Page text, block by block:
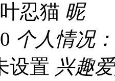
忍猫 昵
个人情况：
设置 兴趣